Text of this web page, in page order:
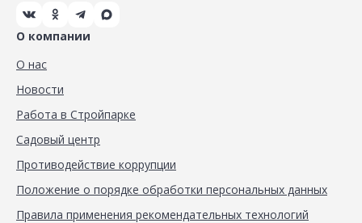
О компании
О нас
Новости
Работа в Стройпарке
Садовый центр
Противодействие коррупции
Положение о порядке обработки персональных данных
Правила применения рекомендательных технологий